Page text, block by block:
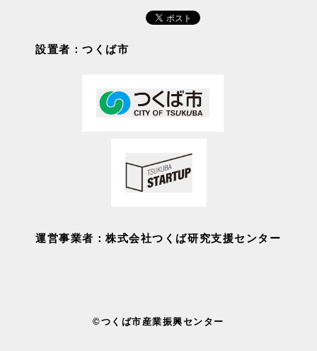
設置者：つくば市
運営事業者：株式会社つくば研究支援センター
©つくば市産業振興センター